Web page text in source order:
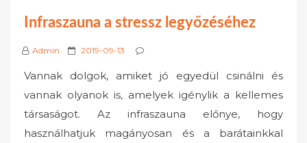
Infraszauna a stressz legyőzéséhez
Admin
P
s
t
e
d
2019-09-13
Vannak dolgok, amiket jó egyedül csinálni és
vannak olyanok is, amelyek igénylik a kellemes
társaságot. Az infraszauna előnye, hogy
használhatjuk magányosan és a barátainkkal